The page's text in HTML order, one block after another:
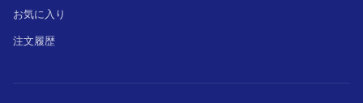
お気に入り
注文履歴